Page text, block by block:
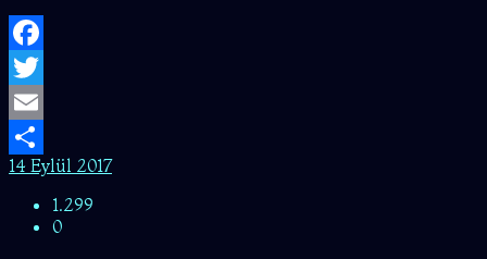
Facebook
Twitter
Email
Share
14 Eylül 2017
1.299
0